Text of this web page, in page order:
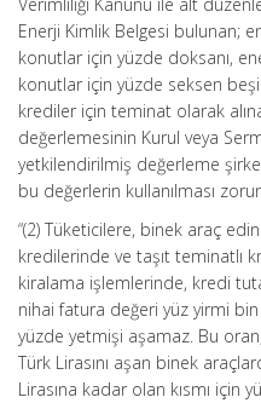
Enerji Kimlik Belgesi bulunan;
konutlar için yüzde doksanı,
konutlar için yüzde seksen beşi
krediler için teminat olarak
değerlemesinin Kurul veya
yetkilendirilmiş değerleme
bu değerlerin kullanılması
“(2) Tüketicilere, binek araç
kredilerinde ve taşıt teminatlı
kiralama işlemlerinde, kredi
nihai fatura değeri yüz yirmi bin
yüzde yetmişi aşamaz. Bu
Türk Lirasını aşan binek
Lirasına kadar olan kısmı için